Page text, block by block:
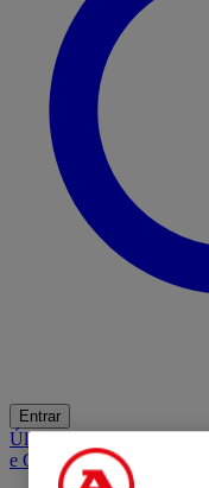
Entrar
ÚltimasMercadoOpinião
e Cabelo